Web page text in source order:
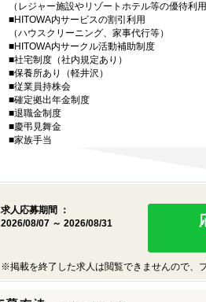
（レジャー施設やリゾートホテル等の優待利用
■HITOWA内サービスの割引利用
（ハウスクリーニング、家事代行等）
■HITOWA内サークル活動補助制度
■社宅制度（社内規定あり）
■保養所あり（軽井沢）
■従業員持株会
■確定拠出年金制度
■退職金制度
■慶弔見舞金
■家族手当
求人応募期間 ：
2026/08/07 ～ 2026/08/31
※掲載を終了した求人は閲覧できませんので、